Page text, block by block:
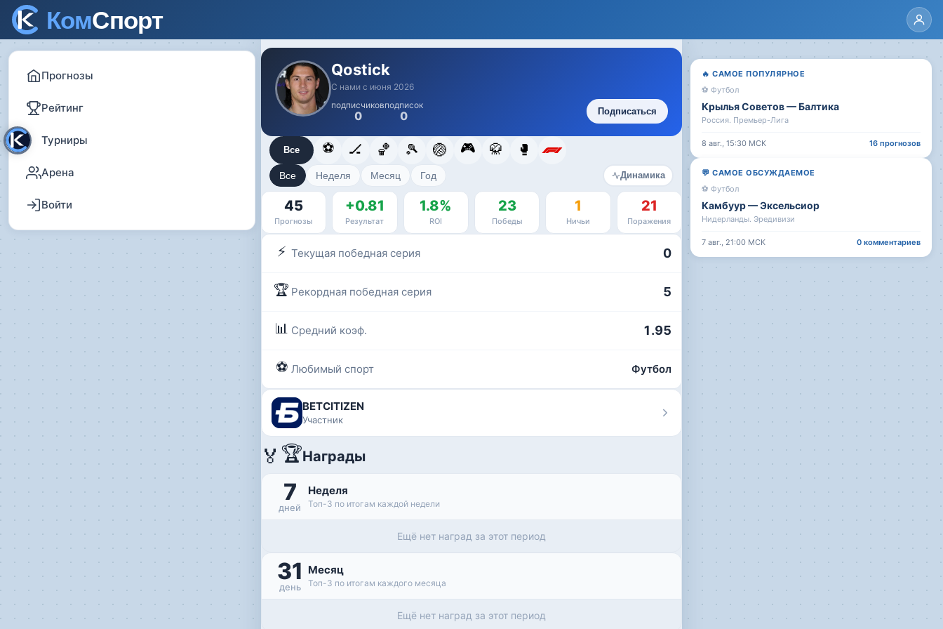
Прогнозы
Рейтинг
Турниры
Арена
Войти
🔥 САМОЕ ПОПУЛЯРНОЕ
⚽ Футбол
Крылья Советов—Балтика
Россия. Премьер-Лига
8 авг., 15:30 МСК 16 прогнозов
💬 САМОЕ ОБСУЖДАЕМОЕ
⚽ Футбол
Камбуур—Эксельсиор
Нидерланды. Эредивизи
7 авг., 21:00 МСК 0 комментариев
Qostick
С нами с июня 2026
подписчиков
0
подписок
0 Подписаться
Все ⚽ 🏒 🏀 🎾 🏐 🎮 🥋 🥊
Все Неделя Месяц Год Динамика
45
Прогнозы
+0.81
Результат
1.8%
ROI
23
Победы
1
Ничьи
21
Поражения
⚡ Текущая победная серия 0
🏆 Рекордная победная серия 5
📊 Средний коэф. 1.95
⚽ Любимый спорт Футбол
BETCITIZEN
Участник
🏅 🏆Награды
7
дней
Неделя
Топ-3 по итогам каждой недели
Ещё нет наград за этот период
31
день
Месяц
Топ-3 по итогам каждого месяца
Ещё нет наград за этот период